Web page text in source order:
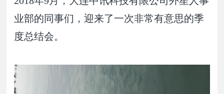
业部的同事们，迎来了一次非常有意思的季
度总结会。